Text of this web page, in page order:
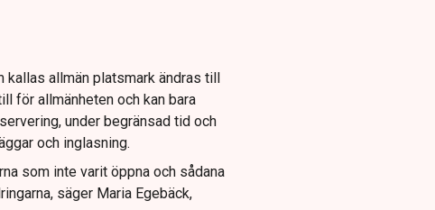
kallas allmän platsmark ändras till
för allmänheten och kan bara
under begränsad tid och
och inglasning.
som inte varit öppna och sådana
säger Maria Egebäck,